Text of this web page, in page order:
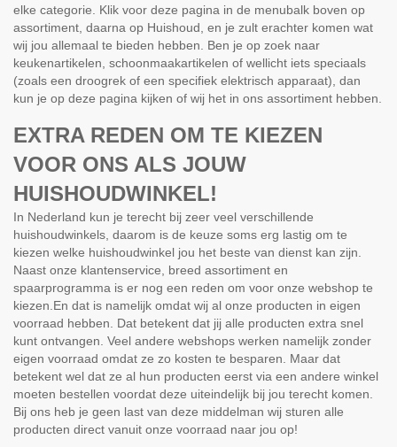
elke categorie. Klik voor deze pagina in de menubalk boven op
assortiment, daarna op Huishoud, en je zult erachter komen wat
wij jou allemaal te bieden hebben. Ben je op zoek naar
keukenartikelen, schoonmaakartikelen of wellicht iets speciaals
(zoals een droogrek of een specifiek elektrisch apparaat), dan
kun je op deze pagina kijken of wij het in ons assortiment hebben.
EXTRA REDEN OM TE KIEZEN
VOOR ONS ALS JOUW
HUISHOUDWINKEL!
In Nederland kun je terecht bij zeer veel verschillende
huishoudwinkels, daarom is de keuze soms erg lastig om te
kiezen welke huishoudwinkel jou het beste van dienst kan zijn.
Naast onze klantenservice, breed assortiment en
spaarprogramma is er nog een reden om voor onze webshop te
kiezen.En dat is namelijk omdat wij al onze producten in eigen
voorraad hebben. Dat betekent dat jij alle producten extra snel
kunt ontvangen. Veel andere webshops werken namelijk zonder
eigen voorraad omdat ze zo kosten te besparen. Maar dat
betekent wel dat ze al hun producten eerst via een andere winkel
moeten bestellen voordat deze uiteindelijk bij jou terecht komen.
Bij ons heb je geen last van deze middelman wij sturen alle
producten direct vanuit onze voorraad naar jou op!